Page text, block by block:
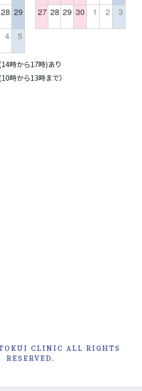
28 29
4 5
27 28 29 30 1 2 3
時から17時)あり
時から13時まで）
CLINIC ALL RIGHTS
RESERVED.